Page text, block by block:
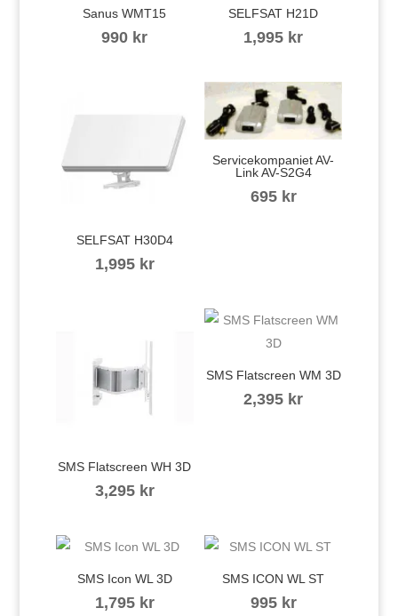
Sanus WMT15
990 kr
SELFSAT H21D
1,995 kr
SELFSAT H30D4
1,995 kr
Servicekompaniet AV-
Link AV-S2G4
695 kr
SMS Flatscreen WH 3D
3,295 kr
SMS Flatscreen WM 3D
2,395 kr
SMS Icon WL 3D
1,795 kr
SMS ICON WL ST
995 kr